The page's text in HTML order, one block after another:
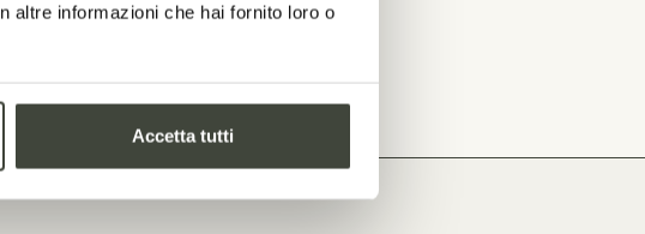
altre informazioni che hai fornito loro o
Accetta tutti